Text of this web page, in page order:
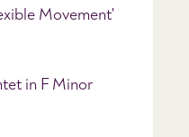
Movement'
in F Minor